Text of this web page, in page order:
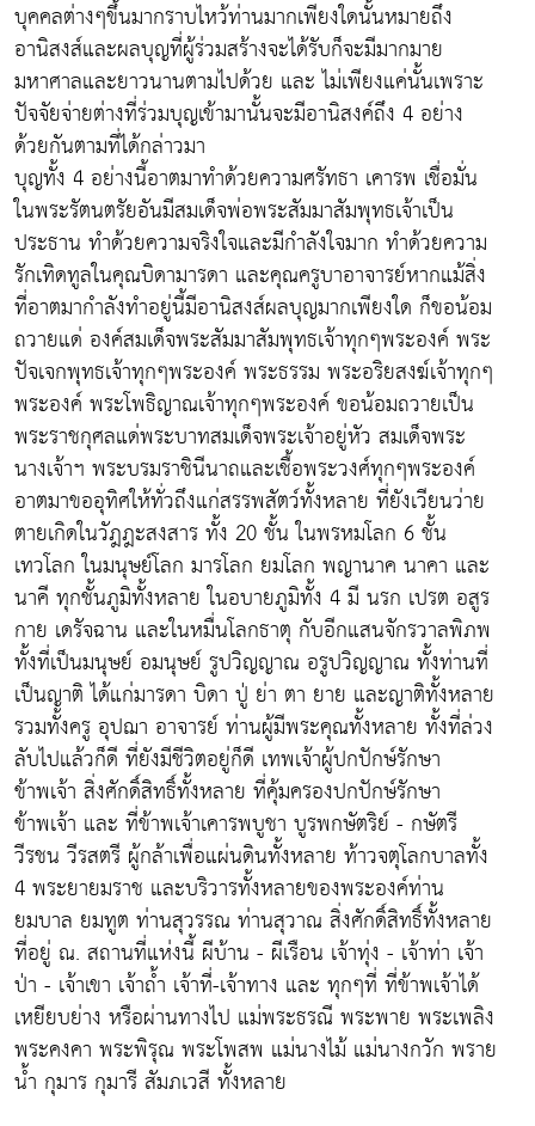
บุคคลต่างๆขึ้นมากราบไหว้ท่านมากเพียงใดนั้นหมายถึง
อานิสงส์และผลบุญที่ผู้ร่วมสร้างจะได้รับก็จะมีมากมาย
มหาศาลและยาวนานตามไปด้วย และ ไม่เพียงแค่นั้นเพราะ
ปัจจัยจ่ายต่างที่ร่วมบุญเข้ามานั้นจะมีอานิสงค์ถึง 4 อย่าง
ด้วยกันตามที่ได้กล่าวมา
บุญทั้ง 4 อย่างนี้อาตมาทำด้วยความศรัทธา เคารพ เชื่อมั่น
ในพระรัตนตรัยอันมีสมเด็จพ่อพระสัมมาสัมพุทธเจ้าเป็น
ประธาน ทำด้วยความจริงใจและมีกำลังใจมาก ทำด้วยความ
รักเทิดทูลในคุณบิดามารดา และคุณครูบาอาจารย์หากแม้สิ่ง
ที่อาตมากำลังทำอยู่นี้มีอานิสงส์ผลบุญมากเพียงใด ก็ขอน้อม
ถวายแด่ องค์สมเด็จพระสัมมาสัมพุทธเจ้าทุกๆพระองค์ พระ
ปัจเจกพุทธเจ้าทุกๆพระองค์ พระธรรม พระอริยสงฆ์เจ้าทุกๆ
พระองค์ พระโพธิญาณเจ้าทุกๆพระองค์ ขอน้อมถวายเป็น
พระราชกุศลแด่พระบาทสมเด็จพระเจ้าอยู่หัว สมเด็จพระ
นางเจ้าฯ พระบรมราชินีนาถและเชื้อพระวงศ์ทุกๆพระองค์
อาตมาขออุทิศให้ทั่วถึงแก่สรรพสัตว์ทั้งหลาย ที่ยังเวียนว่าย
ตายเกิดในวัฎฎะสงสาร ทั้ง 20 ชั้น ในพรหมโลก 6 ชั้น
เทวโลก ในมนุษย์โลก มารโลก ยมโลก พญานาค นาคา และ
นาคี ทุกชั้นภูมิทั้งหลาย ในอบายภูมิทั้ง 4 มี นรก เปรต อสูร
กาย เดรัจฉาน และในหมื่นโลกธาตุ กับอีกแสนจักรวาลพิภพ
ทั้งที่เป็นมนุษย์ อมนุษย์ รูปวิญญาณ อรูปวิญญาณ ทั้งท่านที่
เป็นญาติ ได้แก่มารดา บิดา ปู่ ย่า ตา ยาย และญาติทั้งหลาย
รวมทั้งครู อุปฌา อาจารย์ ท่านผู้มีพระคุณทั้งหลาย ทั้งที่ล่วง
ลับไปแล้วก็ดี ที่ยังมีชีวิตอยู่ก็ดี เทพเจ้าผู้ปกปักษ์รักษา
ข้าพเจ้า สิ่งศักดิ์สิทธิ์ทั้งหลาย ที่คุ้มครองปกปักษ์รักษา
ข้าพเจ้า และ ที่ข้าพเจ้าเคารพบูชา บูรพกษัตริย์ - กษัตรี
วีรชน วีรสตรี ผู้กล้าเพื่อแผ่นดินทั้งหลาย ท้าวจตุโลกบาลทั้ง
4 พระยายมราช และบริวารทั้งหลายของพระองค์ท่าน
ยมบาล ยมทูต ท่านสุวรรณ ท่านสุวาณ สิ่งศักดิ์สิทธิ์ทั้งหลาย
ที่อยู่ ณ. สถานที่แห่งนี้ ผีบ้าน - ผีเรือน เจ้าทุ่ง - เจ้าท่า เจ้า
ป่า - เจ้าเขา เจ้าถ้ำ เจ้าที่-เจ้าทาง และ ทุกๆที่ ที่ข้าพเจ้าได้
เหยียบย่าง หรือผ่านทางไป แม่พระธรณี พระพาย พระเพลิง
พระคงคา พระพิรุณ พระโพสพ แม่นางไม้ แม่นางกวัก พราย
น้ำ กุมาร กุมารี สัมภเวสี ทั้งหลาย